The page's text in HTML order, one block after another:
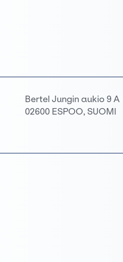
Bertel Jungin aukio 9 A
02600 ESPOO, SUOMI